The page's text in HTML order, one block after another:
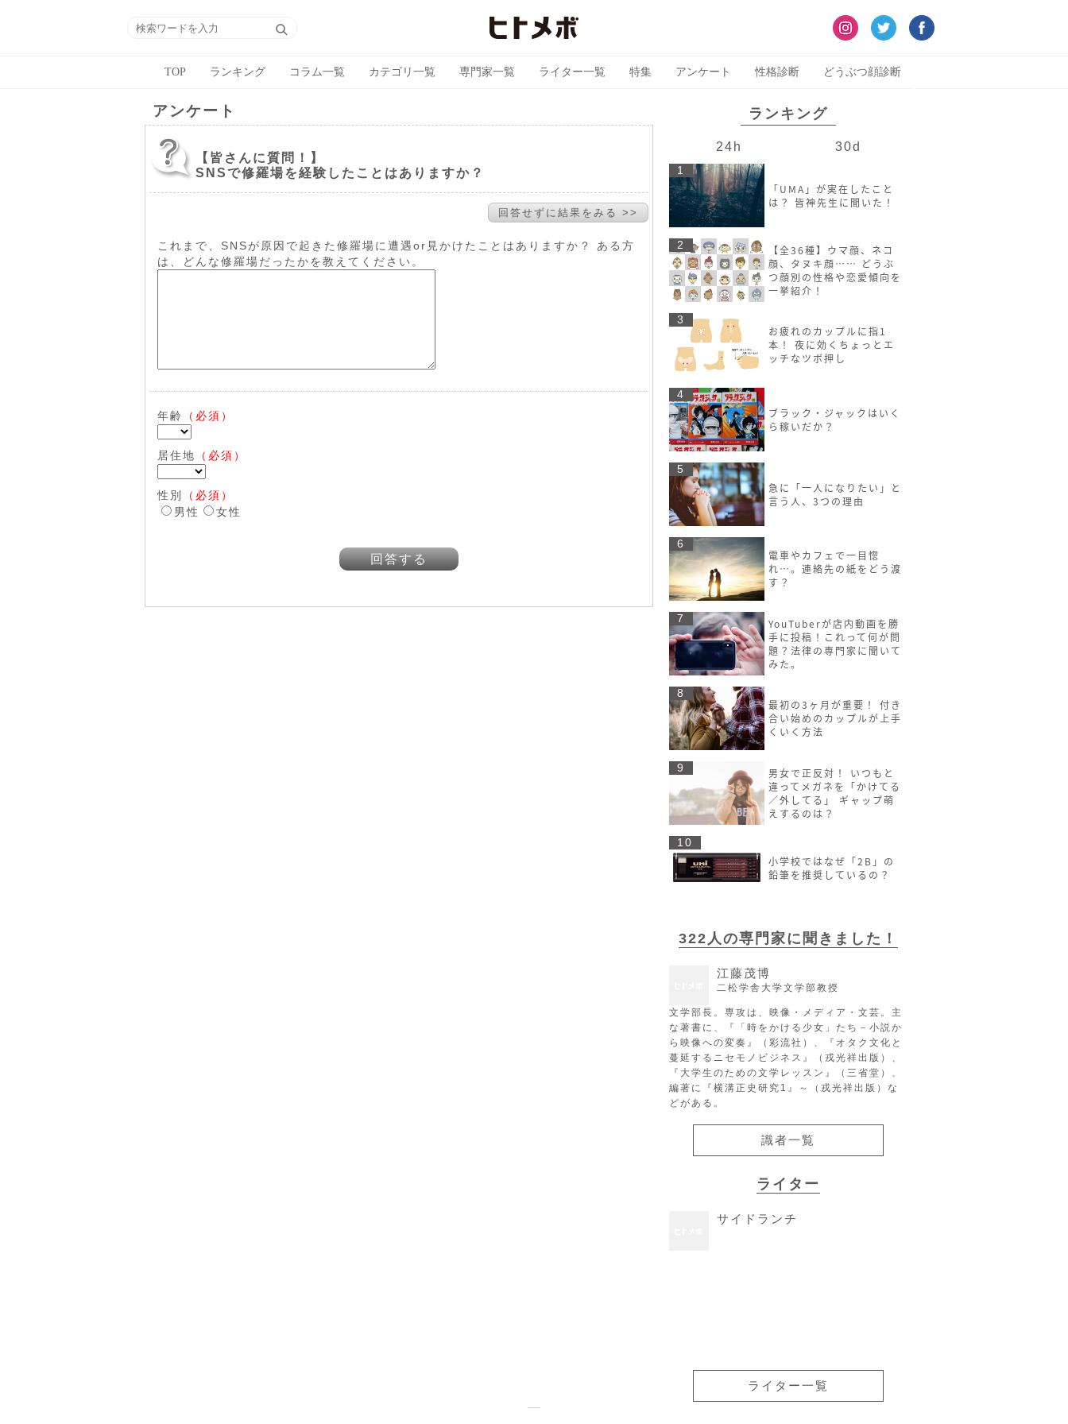
TOP ランキング コラム一覧 カテゴリ一覧 専門家一覧 ライター一覧 特集 アンケート 性格診断 どうぶつ顔診断
アンケート
【皆さんに質問！】
SNSで修羅場を経験したことはありますか？
回答せずに結果をみる >>
これまで、SNSが原因で起きた修羅場に遭遇or見かけたことはありますか？ ある方
は、どんな修羅場だったかを教えてください。
年齢 （必須）
居住地 （必須）
性別
（必須）
男性
女性
回答する
ランキング
24h 30d
1
「UMA」が実在したこと
は？ 皆神先生に聞いた！
2
【全36種】ウマ顔、ネコ
顔、タヌキ顔…… どうぶ
つ顔別の性格や恋愛傾向を
一挙紹介！
3
お疲れのカップルに指1
本！ 夜に効くちょっとエ
ッチなツボ押し
4
ブラック・ジャックはいく
ら稼いだか？
5
急に「一人になりたい」と
言う人、3つの理由
6
電車やカフェで一目惚
れ…。連絡先の紙をどう渡
す？
7
YouTuberが店内動画を勝
手に投稿！これって何が問
題？法律の専門家に聞いて
みた。
8
最初の3ヶ月が重要！ 付き
合い始めのカップルが上手
くいく方法
9
男女で正反対！ いつもと
違ってメガネを「かけてる
／外してる」 ギャップ萌
えするのは？
10
小学校ではなぜ「2B」の
鉛筆を推奨しているの？
322人の専門家に聞きました！
江藤茂博
二松学舎大学文学部教授
文学部長。専攻は、映像・メディア・文芸。主
な著書に、『「時をかける少女」たち－小説か
ら映像への変奏』（彩流社）、『オタク文化と
蔓延するニセモノビジネス』（戎光祥出版）、
『大学生のための文学レッスン』（三省堂）、
編著に『横溝正史研究1』～（戎光祥出版）な
どがある。
識者一覧
ライター
サイドランチ
ライター一覧